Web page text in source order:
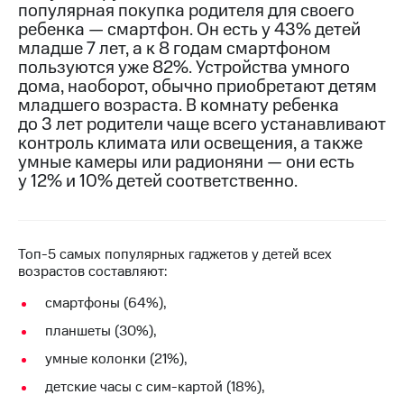
Достижения
Интервью
Финансовая
отчетность
Контакты
Новости
в
регионе
Корпоративное
управление
Корпоративный
секретарь
Раскрытие
информации
Информация
акционерам
популярная покупка родителя для своего
ребенка — смартфон. Он есть у 43% детей
младше 7 лет, а к 8 годам смартфоном
пользуются уже 82%. Устройства умного
дома, наоборот, обычно приобретают детям
младшего возраста. В комнату ребенка
до 3 лет родители чаще всего устанавливают
контроль климата или освещения, а также
умные камеры или радионяни — они есть
у 12% и 10% детей соответственно.
Топ-5 самых популярных гаджетов у детей всех
возрастов составляют:
смартфоны (64%),
планшеты (30%),
умные колонки (21%),
детские часы с сим-картой (18%),